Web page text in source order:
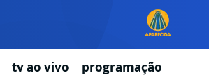
tv ao vivo programação